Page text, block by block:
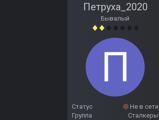
Петруха_2020
Бывалый
Статус
Не в сети
Группа
Сталкеры